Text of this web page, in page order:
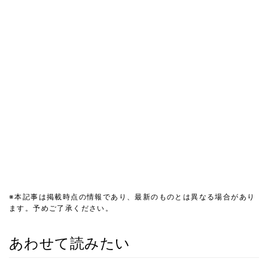
※本記事は掲載時点の情報であり、最新のものとは異なる場合があり
ます。予めご了承ください。
あわせて読みたい